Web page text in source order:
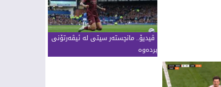
ڤیدیۆ.. مانچستەر سیتی لە ئیڤەرتۆنی
بردەوە